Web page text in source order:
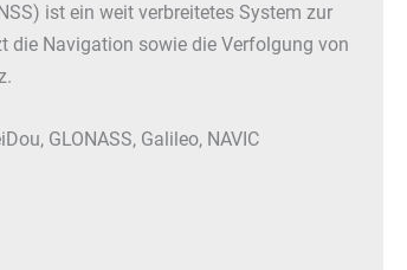
ist ein weit verbreitetes System zur
die Navigation sowie die Verfolgung von
GLONASS, Galileo, NAVIC